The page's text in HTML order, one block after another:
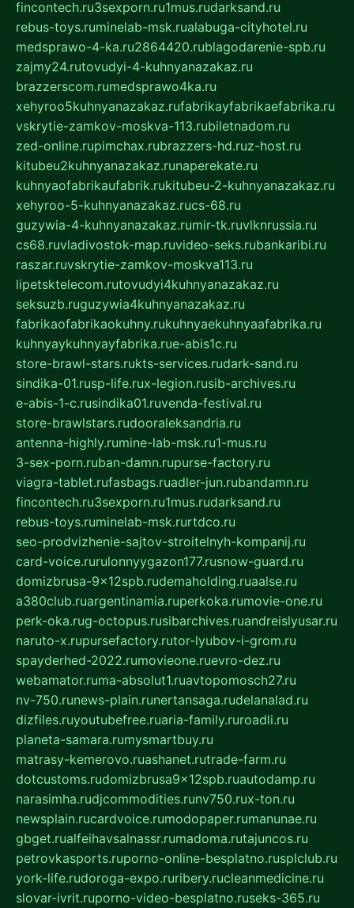
fincontech.ru3sexporn.ru1mus.rudarksand.ru
rebus-toys.ruminelab-msk.rualabuga-cityhotel.ru
medsprawo-4-ka.ru2864420.rublagodarenie-spb.ru
zajmy24.rutovudyi-4-kuhnyanazakaz.ru
brazzerscom.rumedsprawo4ka.ru
xehyroo5kuhnyanazakaz.rufabrikayfabrikaefabrika.ru
vskrytie-zamkov-moskva-113.rubiletnadom.ru
zed-online.rupimchax.rubrazzers-hd.ruz-host.ru
kitubeu2kuhnyanazakaz.runaperekate.ru
kuhnyaofabrikaufabrik.rukitubeu-2-kuhnyanazakaz.ru
xehyroo-5-kuhnyanazakaz.rucs-68.ru
guzywia-4-kuhnyanazakaz.rumir-tk.ruvlknrussia.ru
cs68.ruvladivostok-map.ruvideo-seks.rubankaribi.ru
raszar.ruvskrytie-zamkov-moskva113.ru
lipetsktelecom.rutovudyi4kuhnyanazakaz.ru
seksuzb.ruguzywia4kuhnyanazakaz.ru
fabrikaofabrikaokuhny.rukuhnyaekuhnyaafabrika.ru
kuhnyaykuhnyayfabrika.rue-abis1c.ru
store-brawl-stars.rukts-services.rudark-sand.ru
sindika-01.rusp-life.rux-legion.rusib-archives.ru
e-abis-1-c.rusindika01.ruvenda-festival.ru
store-brawlstars.rudooraleksandria.ru
antenna-highly.rumine-lab-msk.ru1-mus.ru
3-sex-porn.ruban-damn.rupurse-factory.ru
viagra-tablet.rufasbags.ruadler-jun.rubandamn.ru
fincontech.ru3sexporn.ru1mus.rudarksand.ru
rebus-toys.ruminelab-msk.rurtdco.ru
seo-prodvizhenie-sajtov-stroitelnyh-kompanij.ru
card-voice.rurulonnyygazon177.rusnow-guard.ru
domizbrusa-9x12spb.rudemaholding.ruaalse.ru
a380club.ruargentinamia.ruperkoka.rumovie-one.ru
perk-oka.rug-octopus.rusibarchives.ruandreislyusar.ru
naruto-x.rupursefactory.rutor-lyubov-i-grom.ru
spayderhed-2022.rumovieone.ruevro-dez.ru
webamator.ruma-absolut1.ruavtopomosch27.ru
nv-750.runews-plain.runertansaga.rudelanalad.ru
dizfiles.ruyoutubefree.ruaria-family.ruroadli.ru
planeta-samara.rumysmartbuy.ru
matrasy-kemerovo.ruashanet.rutrade-farm.ru
dotcustoms.rudomizbrusa9x12spb.ruautodamp.ru
narasimha.rudjcommodities.runv750.rux-ton.ru
newsplain.rucardvoice.rumodopaper.rumanunae.ru
gbget.rualfeihavsalnassr.rumadoma.rutajuncos.ru
petrovkasports.ruporno-online-besplatno.rusplclub.ru
york-life.rudoroga-expo.ruribery.rucleanmedicine.ru
slovar-ivrit.ruporno-video-besplatno.ruseks-365.ru